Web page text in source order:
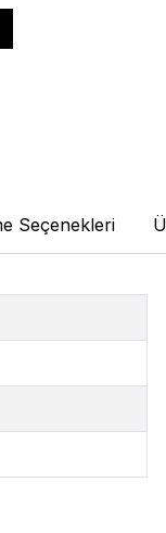
Seçenekleri